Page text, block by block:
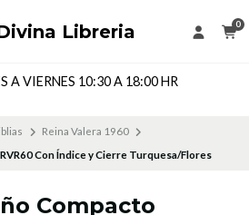
Libreria 0
A VIERNES 10:30 A 18:00 HR
Reina Valera 1960
Con Índice y Cierre Turquesa/Flores
Compacto